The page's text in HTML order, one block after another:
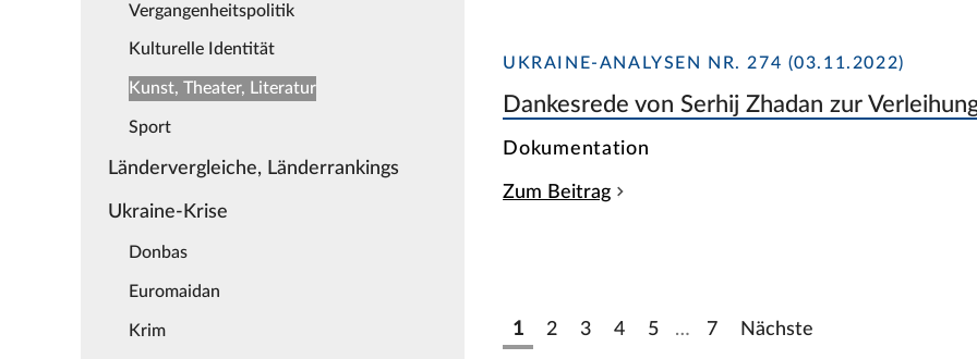
Vergangenheitspolitik
Kulturelle Identität
Kunst, Theater, Literatur
Sport
Ländervergleiche, Länderrankings
Ukraine-Krise
Donbas
Euromaidan
Krim
UKRAINE-ANALYSEN NR. 274 (03.11.2022)
Dankesrede von Serhij Zhadan zur
Dokumentation
Zum Beitrag
1 2 3 4 5 … 7 Nächste